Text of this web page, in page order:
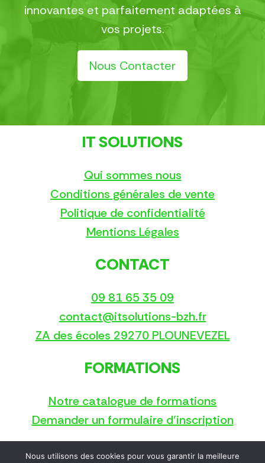
innovantes et parfaitement adaptées à
vos projets.
Nous Contacter
IT SOLUTIONS
Qui sommes nous
Conditions générales de vente
Politique de confidentialité
Mentions Légales
CONTACT
09 81 65 35 09
contact@itsolutions-bzh.fr
ZA des écoles 29270 PLOUNEVEZEL
FORMATIONS
Notre catalogue de formations
Demander un formulaire d’inscription
Copyright © 2025
Nous utilisons des cookies pour vous garantir la meilleure